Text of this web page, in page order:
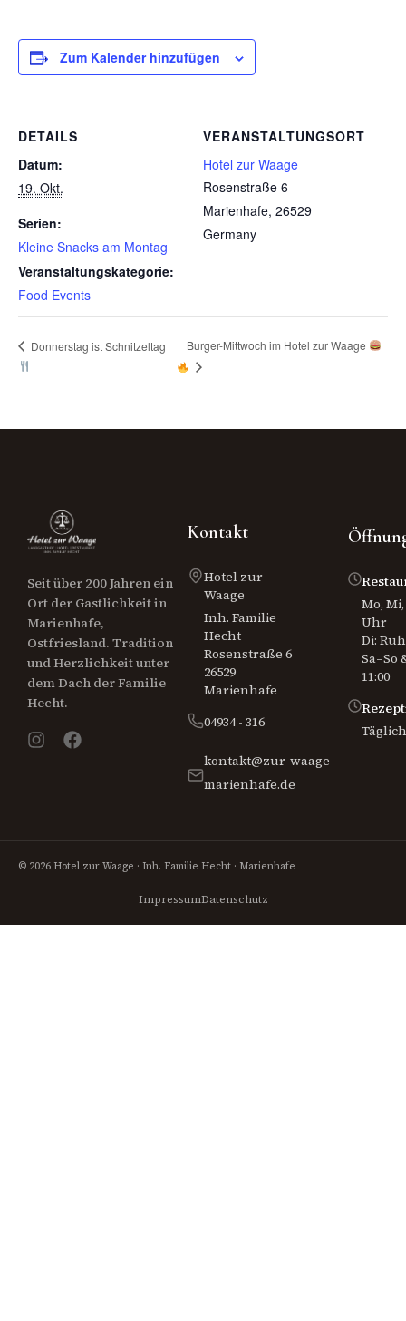
Zum Kalender hinzufügen
DETAILS
Datum:
19. Okt.
Serien:
Kleine Snacks am Montag
Veranstaltungskategorie:
Food Events
VERANSTALTUNGSORT
Hotel zur Waage
Rosenstraße 6
Marienhafe, 26529
Germany
Donnerstag ist Schnitzeltag Burger-Mittwoch im Hotel zur Waage
Seit über 200 Jahren ein
Ort der Gastlichkeit in
Marienhafe,
Ostfriesland. Tradition
und Herzlichkeit unter
dem Dach der Familie
Hecht.
Kontakt
Hotel zur
Waage
Inh. Familie
Hecht
Rosenstraße 6
26529
Marienhafe
04934 - 316
kontakt@zur-waage-
marienhafe.de
Mo, Mi,
Uhr
Di:
Sa–So
11:00
© 2026 Hotel zur Waage · Inh. Familie Hecht · Marienhafe
ImpressumDatenschutz